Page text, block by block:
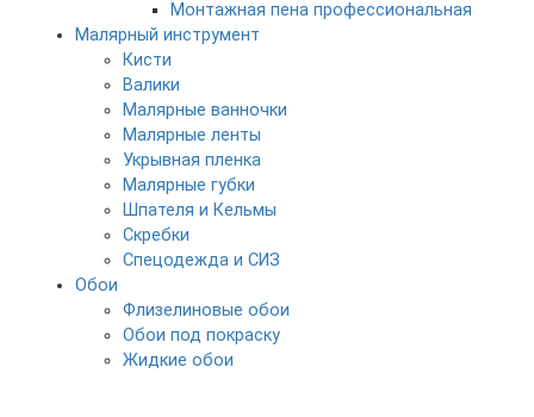
Монтажная пена профессиональная
Малярный инструмент
Кисти
Валики
Малярные ванночки
Малярные ленты
Укрывная пленка
Малярные губки
Шпателя и Кельмы
Скребки
Спецодежда и СИЗ
Обои
Флизелиновые обои
Обои под покраску
Жидкие обои